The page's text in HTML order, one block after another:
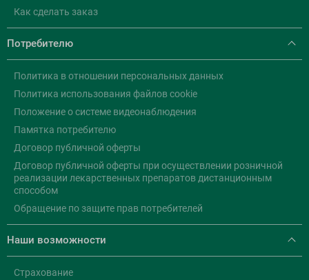
Как сделать заказ
Потребителю
Политика в отношении персональных данных
Политика использования файлов cookie
Положение о системе видеонаблюдения
Памятка потребителю
Договор публичной оферты
Договор публичной оферты при осуществлении розничной
реализации лекарственных препаратов дистанционным
способом
Обращение по защите прав потребителей
Наши возможности
Страхование